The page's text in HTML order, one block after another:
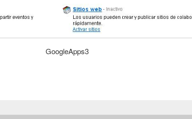
GoogleApps3